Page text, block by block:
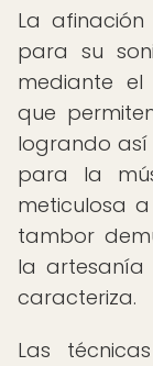
La
para su
mediante
que
logrando así
para la
meticulosa
tambor
la
caracteriza.
Las